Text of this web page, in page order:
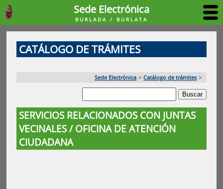
Sede Electrónica
BURLADA / BURLATA
CATÁLOGO DE TRÁMITES
Sede Electrónica > Catálogo de trámites >
SERVICIOS RELACIONADOS CON JUNTAS
VECINALES / OFICINA DE ATENCIÓN
CIUDADANA